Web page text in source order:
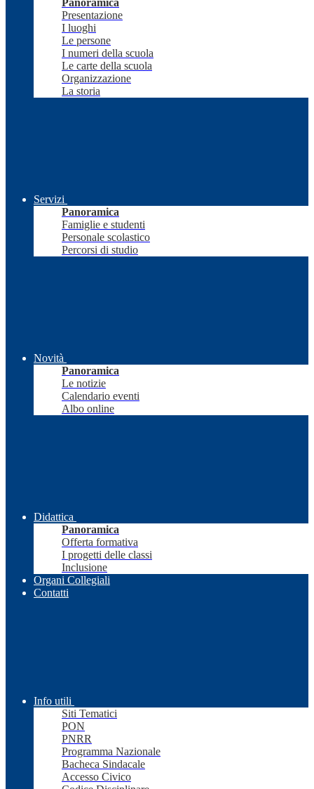
Panoramica
Presentazione
I luoghi
Le persone
I numeri della scuola
Le carte della scuola
Organizzazione
La storia
Servizi
Panoramica
Famiglie e studenti
Personale scolastico
Percorsi di studio
Novità
Panoramica
Le notizie
Calendario eventi
Albo online
Didattica
Panoramica
Offerta formativa
I progetti delle classi
Inclusione
Organi Collegiali
Contatti
Info utili
Siti Tematici
PON
PNRR
Programma Nazionale
Bacheca Sindacale
Accesso Civico